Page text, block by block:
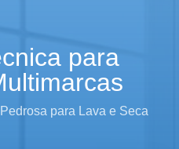
para
para Lava e Seca